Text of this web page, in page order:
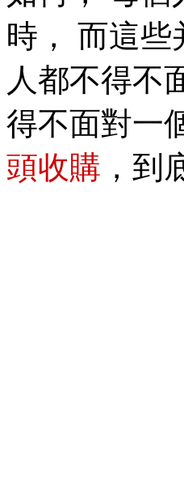
時， 而這些
人都不得不
得不面對一
頭收購 ，到